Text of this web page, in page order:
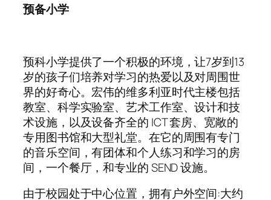
预备小学
预科小学提供了一个积极的环境，让7岁到13
岁的孩子们培养对学习的热爱以及对周围世
界的好奇心。宏伟的维多利亚时代主楼包括
教室、科学实验室、艺术工作室、设计和技
术设施，以及设备齐全的 ICT 套房、宽敞的
专用图书馆和大型礼堂。在它的周围有专门
的音乐空间，有团体和个人练习和学习的房
间，一个餐厅，和专业的 SEND 设施。
由于校园处于中心位置，拥有户外空间:大约